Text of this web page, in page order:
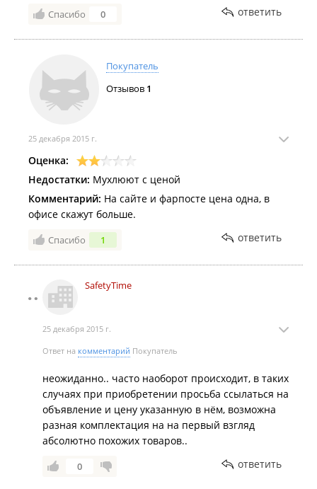
Спасибо 0 ответить
Покупатель
Отзывов 1
25 декабря 2015 г.
Оценка:
Недостатки: Мухлюют с ценой
Комментарий: На сайте и фарпосте цена одна, в
офисе скажут больше.
Спасибо 1 ответить
SafetyTime
25 декабря 2015 г.
Ответ на комментарий Покупатель
неожиданно.. часто наоборот происходит, в таких
случаях при приобретении просьба ссылаться на
объявление и цену указанную в нём, возможна
разная комплектация на на первый взгляд
абсолютно похожих товаров..
0 ответить